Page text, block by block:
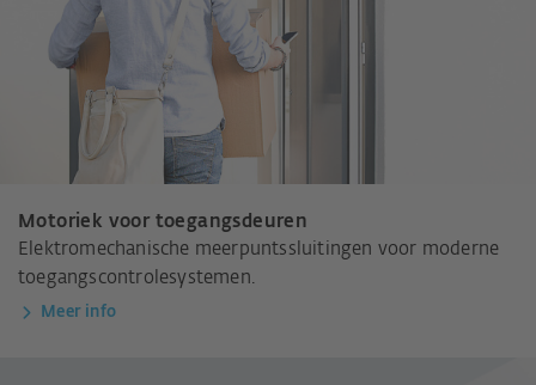
Motoriek voor toegangsdeuren
Elektromechanische meerpuntssluitingen voor moderne
toegangscontrolesystemen.
Meer info